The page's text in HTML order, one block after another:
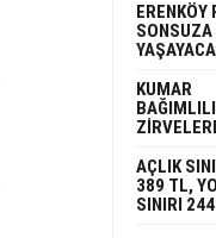
ERENKÖY
SONSUZA
KUMAR
AÇLIK
389 TL,
SINIRI